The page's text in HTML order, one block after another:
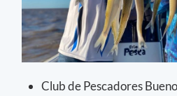
Club de Pescadores